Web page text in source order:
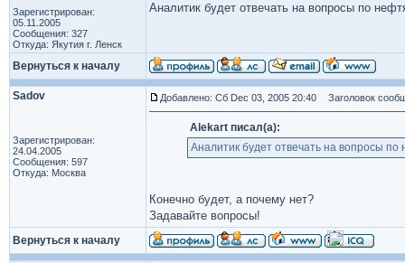
Зарегистрирован:
05.11.2005
Сообщения: 327
Откуда: Якутия г. Ленск
Аналитик будет отвечать на вопросы по
Вернуться к началу
Sadov
Зарегистрирован:
24.04.2005
Сообщения: 597
Откуда: Москва
Добавлено: Сб Dec 03, 2005 20:40 Заголовок
Alekart писал(а):
Аналитик будет отвечать на вопросы
Конечно будет, а почему нет?
Задавайте вопросы!
Вернуться к началу